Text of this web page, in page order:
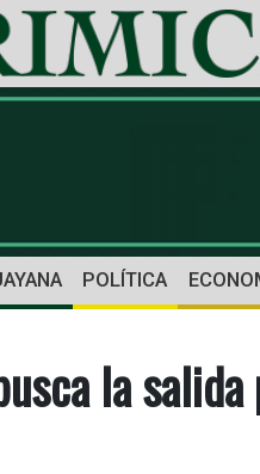
POLÍTICA
la